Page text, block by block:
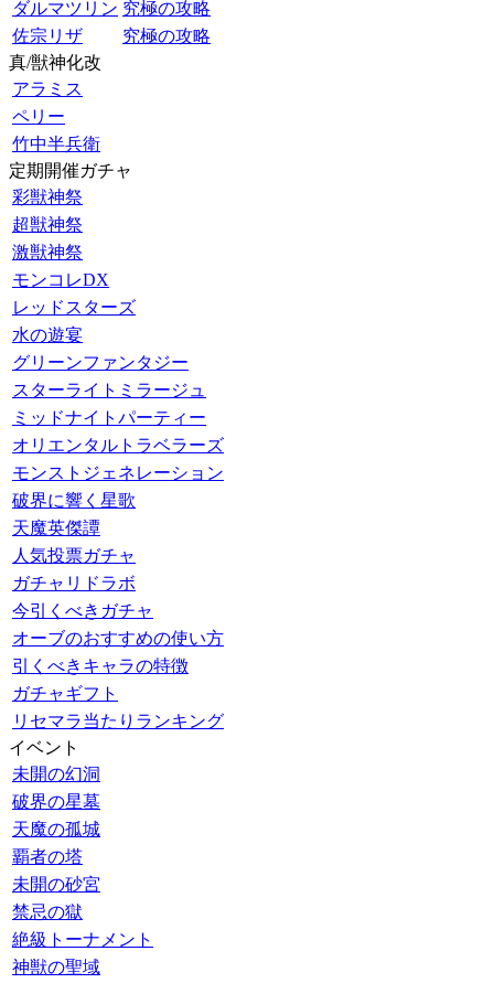
ダルマツリン 究極の攻略
佐宗リザ
究極の攻略
真/獣神化改
アラミス
ペリー
竹中半兵衛
定期開催ガチャ
彩獣神祭
超獣神祭
激獣神祭
モンコレDX
レッドスターズ
水の遊宴
グリーンファンタジー
スターライトミラージュ
ミッドナイトパーティー
オリエンタルトラベラーズ
モンストジェネレーション
破界に響く星歌
天魔英傑譚
人気投票ガチャ
ガチャリドラボ
今引くべきガチャ
オーブのおすすめの使い方
引くべきキャラの特徴
ガチャギフト
リセマラ当たりランキング
イベント
未開の幻洞
破界の星墓
天魔の孤城
覇者の塔
未開の砂宮
禁忌の獄
絶級トーナメント
神獣の聖域